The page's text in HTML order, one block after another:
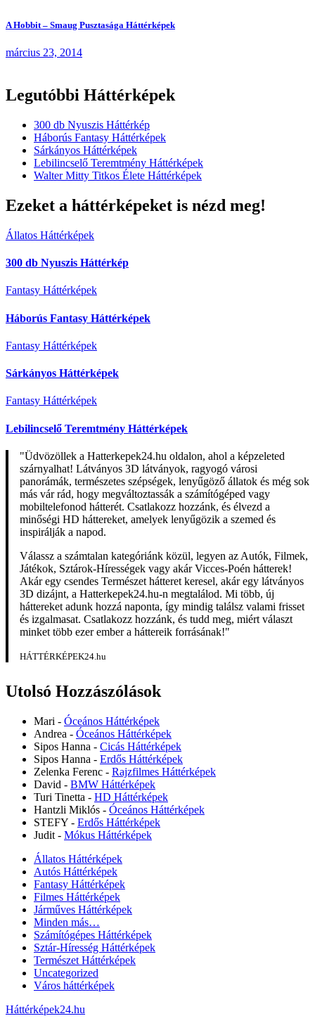
A Hobbit – Smaug Pusztasága Háttérképek
március 23, 2014
Legutóbbi Háttérképek
300 db Nyuszis Háttérkép
Háborús Fantasy Háttérképek
Sárkányos Háttérképek
Lebilincselő Teremtmény Háttérképek
Walter Mitty Titkos Élete Háttérképek
Ezeket a háttérképeket is nézd meg!
Állatos Háttérképek
300 db Nyuszis Háttérkép
Fantasy Háttérképek
Háborús Fantasy Háttérképek
Fantasy Háttérképek
Sárkányos Háttérképek
Fantasy Háttérképek
Lebilincselő Teremtmény Háttérképek
"Üdvözöllek a Hatterkepek24.hu oldalon, ahol a képzeleted
szárnyalhat! Látványos 3D látványok, ragyogó városi
panorámák, természetes szépségek, lenyűgöző állatok és még sok
más vár rád, hogy megváltoztassák a számítógéped vagy
mobiltelefonod hátterét. Csatlakozz hozzánk, és élvezd a
minőségi HD háttereket, amelyek lenyűgözik a szemed és
inspirálják a napod.
Válassz a számtalan kategóriánk közül, legyen az Autók, Filmek,
Játékok, Sztárok-Hírességek vagy akár Vicces-Poén hátterek!
Akár egy csendes Természet hátteret keresel, akár egy látványos
3D dizájnt, a Hatterkepek24.hu-n megtalálod. Mi több, új
háttereket adunk hozzá naponta, így mindig találsz valami frisset
és izgalmasat. Csatlakozz hozzánk, és tudd meg, miért választ
minket több ezer ember a háttereik forrásának!"
HÁTTÉRKÉPEK24.hu
Utolsó Hozzászólások
Mari - Óceános Háttérképek
Andrea - Óceános Háttérképek
Sipos Hanna - Cicás Háttérképek
Sipos Hanna - Erdős Háttérképek
Zelenka Ferenc - Rajzfilmes Háttérképek
David - BMW Háttérképek
Turi Tinetta - HD Háttérképek
Hantzli Miklós - Óceános Háttérképek
STEFY - Erdős Háttérképek
Judit - Mókus Háttérképek
Állatos Háttérképek
Autós Háttérképek
Fantasy Háttérképek
Filmes Háttérképek
Járműves Háttérképek
Minden más…
Számítógépes Háttérképek
Sztár-Híresség Háttérképek
Természet Háttérképek
Uncategorized
Város háttérképek
Háttérképek24.hu